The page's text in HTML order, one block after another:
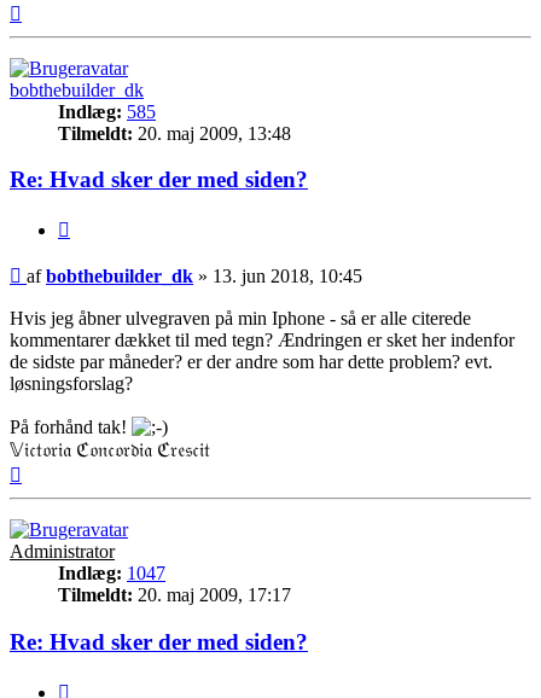
bobthebuilder_dk
Indlæg: 585
Tilmeldt: 20. maj 2009, 13:48
Re: Hvad sker der med siden?
Indlæg
afbobthebuilder_dk » 13. jun 2018, 10:45
Hvis jeg åbner ulvegraven på min Iphone - så er alle citerede
kommentarer dækket til med tegn? Ændringen er sket her indenfor
de sidste par måneder? er der andre som har dette problem? evt.
løsningsforslag?
På forhånd tak!
𝕍𝔦𝔠𝔱𝔬𝔯𝔦𝔞 ℭ𝔬𝔫𝔠𝔬𝔯𝔡𝔦𝔞 ℭ𝔯𝔢𝔰𝔠𝔦𝔱
Administrator
Indlæg: 1047
Tilmeldt: 20. maj 2009, 17:17
Re: Hvad sker der med siden?